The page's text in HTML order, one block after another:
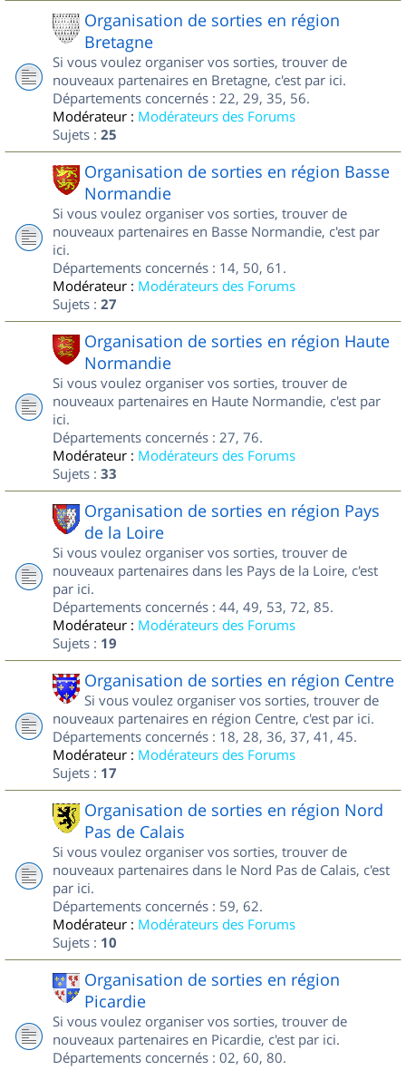
Organisation de sorties en région
Bretagne
Si vous voulez organiser vos sorties, trouver de
nouveaux partenaires en Bretagne, c'est par ici.
Départements concernés : 22, 29, 35, 56.
Modérateur : Modérateurs des Forums
Sujets : 25
Organisation de sorties en région Basse
Normandie
Si vous voulez organiser vos sorties, trouver de
nouveaux partenaires en Basse Normandie, c'est par
ici.
Départements concernés : 14, 50, 61.
Modérateur : Modérateurs des Forums
Sujets : 27
Organisation de sorties en région Haute
Normandie
Si vous voulez organiser vos sorties, trouver de
nouveaux partenaires en Haute Normandie, c'est par
ici.
Départements concernés : 27, 76.
Modérateur : Modérateurs des Forums
Sujets : 33
Organisation de sorties en région Pays
de la Loire
Si vous voulez organiser vos sorties, trouver de
nouveaux partenaires dans les Pays de la Loire, c'est
par ici.
Départements concernés : 44, 49, 53, 72, 85.
Modérateur : Modérateurs des Forums
Sujets : 19
Organisation de sorties en région Centre
Si vous voulez organiser vos sorties, trouver de
nouveaux partenaires en région Centre, c'est par ici.
Départements concernés : 18, 28, 36, 37, 41, 45.
Modérateur : Modérateurs des Forums
Sujets : 17
Organisation de sorties en région Nord
Pas de Calais
Si vous voulez organiser vos sorties, trouver de
nouveaux partenaires dans le Nord Pas de Calais, c'est
par ici.
Départements concernés : 59, 62.
Modérateur : Modérateurs des Forums
Sujets : 10
Organisation de sorties en région
Picardie
Si vous voulez organiser vos sorties, trouver de
nouveaux partenaires en Picardie, c'est par ici.
Départements concernés : 02, 60, 80.